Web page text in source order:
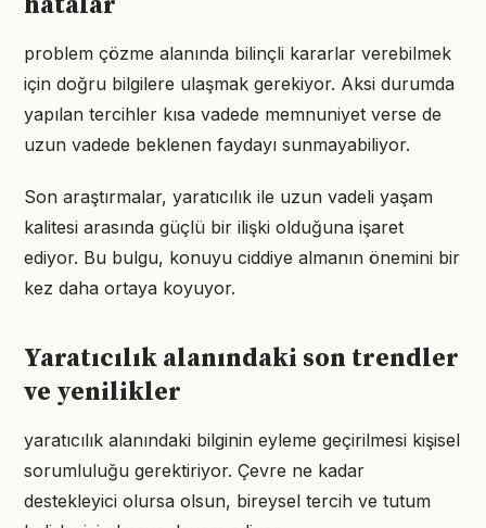
problem çözme alanında bilinçli kararlar verebilmek
için doğru bilgilere ulaşmak gerekiyor. Aksi durumda
yapılan tercihler kısa vadede memnuniyet verse de
uzun vadede beklenen faydayı sunmayabiliyor.
Son araştırmalar, yaratıcılık ile uzun vadeli yaşam
kalitesi arasında güçlü bir ilişki olduğuna işaret
ediyor. Bu bulgu, konuyu ciddiye almanın önemini bir
kez daha ortaya koyuyor.
Yaratıcılık alanındaki son trendler
ve yenilikler
yaratıcılık alanındaki bilginin eyleme geçirilmesi kişisel
sorumluluğu gerektiriyor. Çevre ne kadar
destekleyici olursa olsun, bireysel tercih ve tutum